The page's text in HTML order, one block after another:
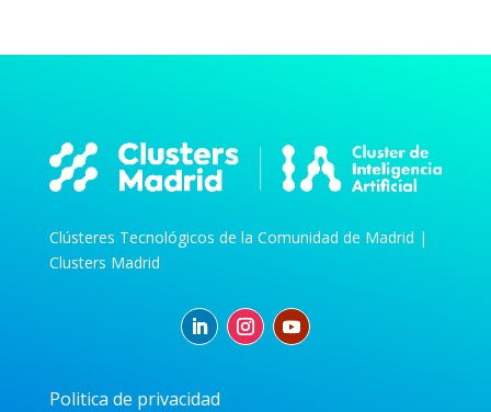
Clústeres Tecnológicos de la Comunidad de Madrid |
Clusters Madrid
Politica de privacidad